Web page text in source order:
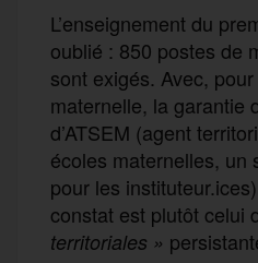
L’enseignement du
oublié : 850 postes de
sont exigés. Avec,
maternelle, la garantie
d’ATSEM (agent
écoles maternelles, un
pour les
constat est plutôt celui
territoriales »